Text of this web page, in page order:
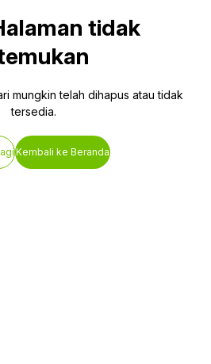
tidak
mungkin telah dihapus atau tidak
tersedia.
Kembali ke Beranda